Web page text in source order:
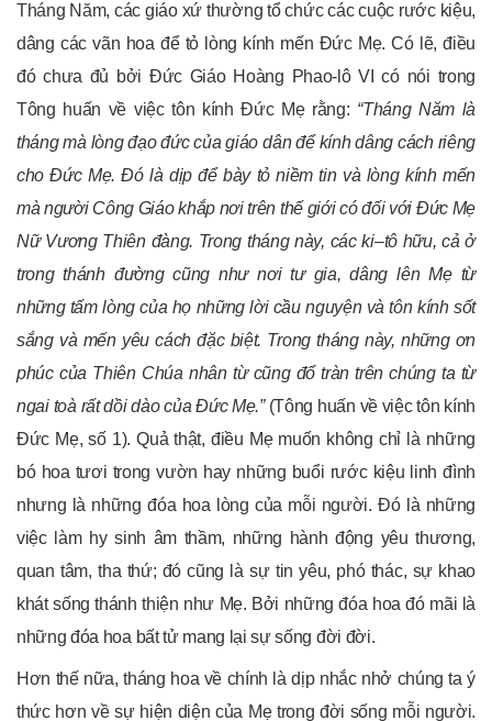
Tháng Năm, các giáo xứ thường tổ chức các cuộc rước kiệu,
dâng các vãn hoa để tỏ lòng kính mến Đức Mẹ. Có lẽ, điều
đó chưa đủ bởi Đức Giáo Hoàng Phao-lô VI có nói trong
Tông huấn về việc tôn kính Đức Mẹ rằng: “Tháng Năm là
tháng mà lòng đạo đức của giáo dân để kính dâng cách riêng
cho Đức Mẹ. Đó là dịp để bày tỏ niềm tin và lòng kính mến
mà người Công Giáo khắp nơi trên thế giới có đối với Đức Mẹ
Nữ Vương Thiên đàng. Trong tháng này, các ki–tô hữu, cả ở
trong thánh đường cũng như nơi tư gia, dâng lên Mẹ từ
những tấm lòng của họ những lời cầu nguyện và tôn kính sốt
sắng và mến yêu cách đặc biệt. Trong tháng này, những ơn
phúc của Thiên Chúa nhân từ cũng đổ tràn trên chúng ta từ
ngai toà rất dồi dào của Đức Mẹ.”(Tông huấn về việc tôn kính
Đức Mẹ, số 1). Quả thật, điều Mẹ muốn không chỉ là những
bó hoa tươi trong vườn hay những buổi rước kiệu linh đình
nhưng là những đóa hoa lòng của mỗi người. Đó là những
việc làm hy sinh âm thầm, những hành động yêu thương,
quan tâm, tha thứ; đó cũng là sự tin yêu, phó thác, sự khao
khát sống thánh thiện như Mẹ. Bởi những đóa hoa đó mãi là
những đóa hoa bất tử mang lại sự sống đời đời.
Hơn thế nữa, tháng hoa về chính là dịp nhắc nhở chúng ta ý
thức hơn về sự hiện diện của Mẹ trong đời sống mỗi người.